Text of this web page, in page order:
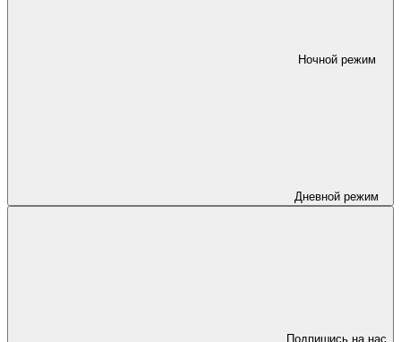
Ночной режим
Дневной режим
Подпишись на нас